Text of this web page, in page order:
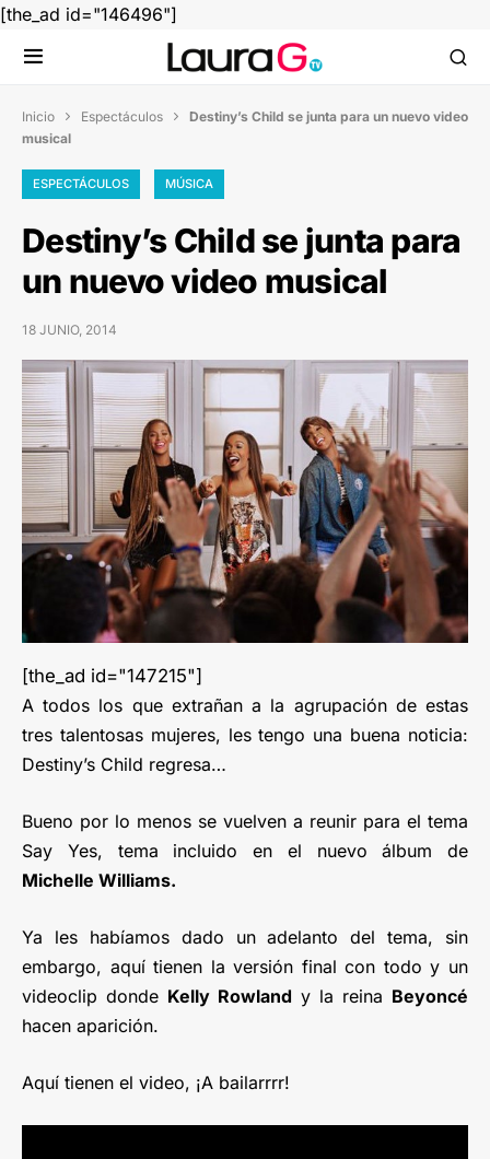
[the_ad id="146496"]
Inicio  Espectáculos  Destiny’s Child se junta para un nuevo video
musical
ESPECTÁCULOS MÚSICA
Destiny’s Child se junta para
un nuevo video musical
18 JUNIO, 2014
[the_ad id="147215"]
A todos los que extrañan a la agrupación de estas
tres talentosas mujeres, les tengo una buena noticia:
Destiny’s Child regresa…
Bueno por lo menos se vuelven a reunir para el tema
Say Yes, tema incluido en el nuevo álbum de
Michelle Williams.
Ya les habíamos dado un adelanto del tema, sin
embargo, aquí tienen la versión final con todo y un
videoclip donde Kelly Rowland y la reina Beyoncé
hacen aparición.
Aquí tienen el video, ¡A bailarrrr!